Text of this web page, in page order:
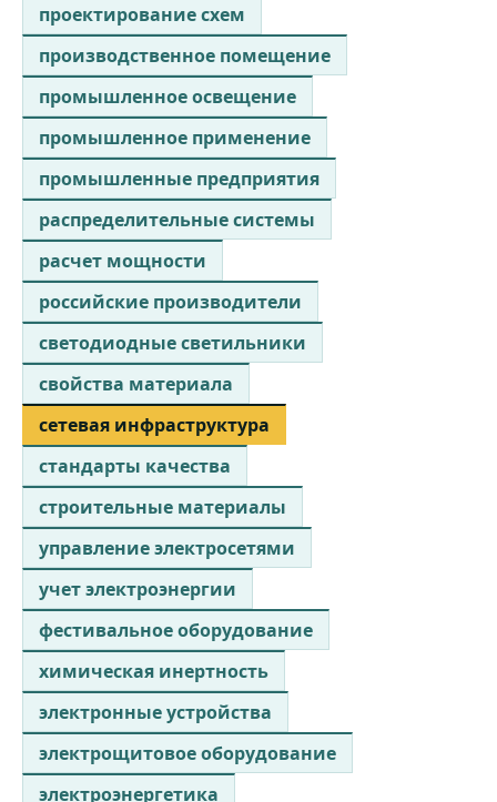
проектирование схем
производственное помещение
промышленное освещение
промышленное применение
промышленные предприятия
распределительные системы
расчет мощности
российские производители
светодиодные светильники
свойства материала
сетевая инфраструктура
стандарты качества
строительные материалы
управление электросетями
учет электроэнергии
фестивальное оборудование
химическая инертность
электронные устройства
электрощитовое оборудование
электроэнергетика